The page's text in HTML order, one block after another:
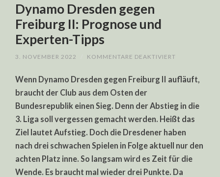
Dynamo Dresden gegen
Freiburg II: Prognose und
Experten-Tipps
3. NOVEMBER 2022 KOMMENTARE DEAKTIVIERT
GEGEN
FREIBURG
UND
EXPERTEN-
TIPPS
Wenn Dynamo Dresden gegen Freiburg II aufläuft,
braucht der Club aus dem Osten der
Bundesrepublik einen Sieg. Denn der Abstieg in die
3. Liga soll vergessen gemacht werden. Heißt das
Ziel lautet Aufstieg. Doch die Dresdener haben
nach drei schwachen Spielen in Folge aktuell nur den
achten Platz inne. So langsam wird es Zeit für die
Wende. Es braucht mal wieder drei Punkte. Da